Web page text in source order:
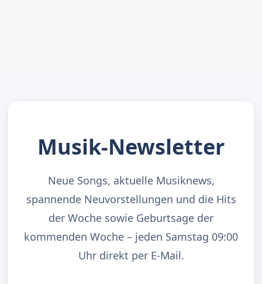
Musik-Newsletter
Neue Songs, aktuelle Musiknews,
spannende Neuvorstellungen und die Hits
der Woche sowie Geburtsage der
kommenden Woche – jeden Samstag 09:00
Uhr direkt per E-Mail.